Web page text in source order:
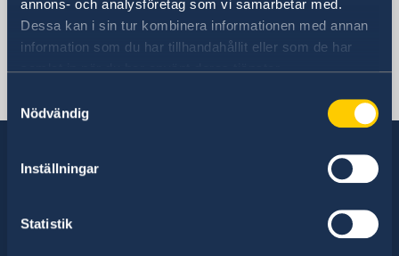
annons- och analysföretag som vi samarbetar med.
Dessa kan i sin tur kombinera informationen med annan
information som du har tillhandahållit eller som de har
samlat in när du har använt deras tjänster.
Nödvändig
Inställningar
Statistik
In- och utresebestämmelser
Hälso- och sjukvård
Lokala lagar och sedvänjor
Resa i landet
Senegal, Dakar
stort sett alla stater i världen. I ungefär hälften